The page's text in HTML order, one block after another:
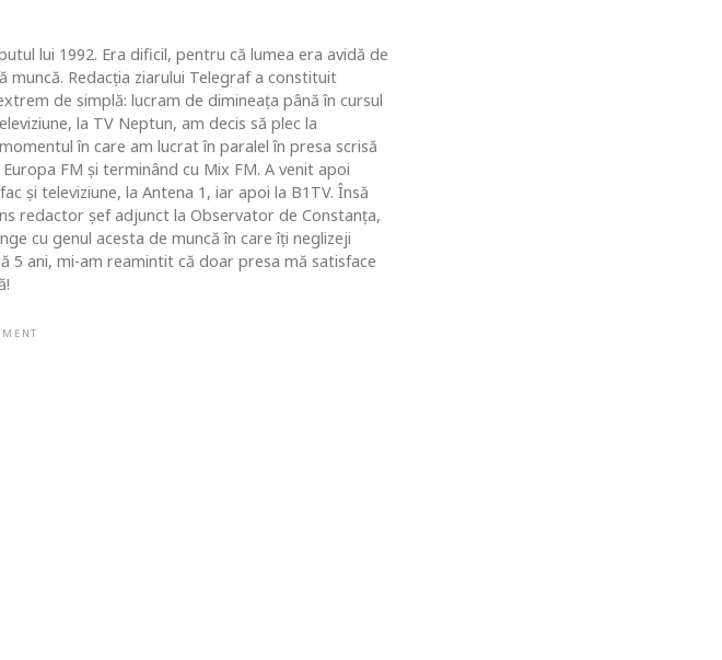
lui 1992. Era dificil, pentru că lumea era avidă de
Redacţia ziarului Telegraf a constituit
de simplă: lucram de dimineaţa până în cursul
la TV Neptun, am decis să plec la
în care am lucrat în paralel în presa scrisă
FM şi terminând cu Mix FM. A venit apoi
şi televiziune, la Antena 1, iar apoi la B1TV. Însă
redactor şef adjunct la Observator de Constanţa,
cu genul acesta de muncă în care îţi neglizeji
5 ani, mi-am reamintit că doar presa mă satisface